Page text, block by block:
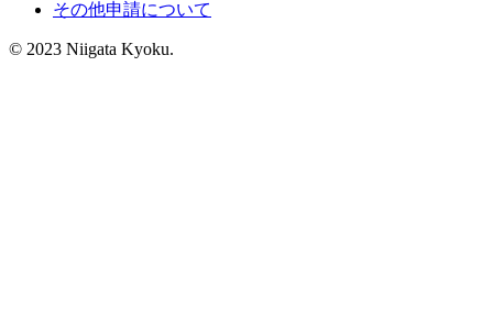
その他申請について
© 2023 Niigata Kyoku.